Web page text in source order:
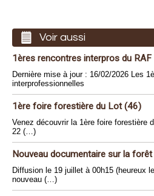
Voir aussi
1ères rencontres interpros du RAF
Dernière mise à jour : 16/02/2026 Les
interprofessionnelles
1ère foire forestière du Lot (46)
Venez découvrir la 1ère foire forestière
22 (…)
Nouveau documentaire sur la forêt
Diffusion le 19 juillet à 00h15 (heureux
nouveau (…)